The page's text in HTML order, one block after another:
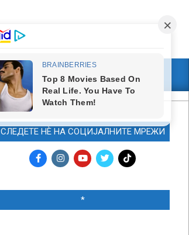
МАРКЕТИНГ
СЛЕДЕТЕ НЀ НА СОЦИЈАЛНИТЕ МРЕЖИ
*